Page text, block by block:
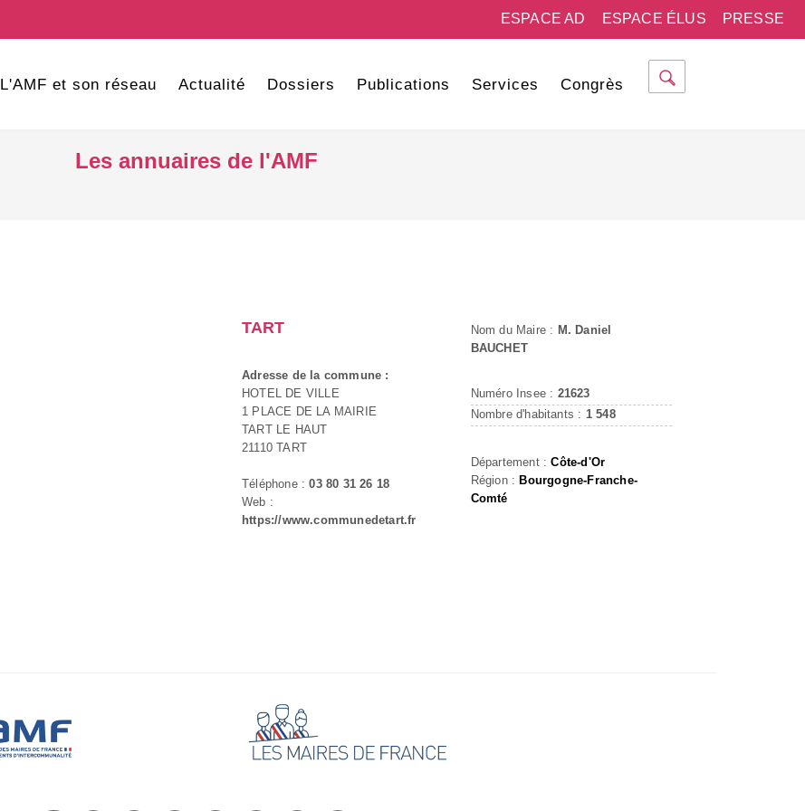
PRESSE
ESPACE ÉLUS
ESPACE AD
L'AMF et son réseau Actualité Dossiers Publications Services Congrès
Les annuaires de l'AMF
TART
Adresse de la commune :
HOTEL DE VILLE
1 PLACE DE LA MAIRIE
TART LE HAUT
21110 TART
Téléphone :03 80 31 26 18
Web :
https://www.communedetart.fr
Nom du Maire : M. Daniel
BAUCHET
Numéro Insee : 21623
Nombre d'habitants : 1 548
Département :Côte-d'Or
Région : Bourgogne-Franche-
Comté